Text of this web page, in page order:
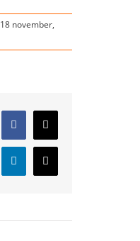
18 november,
Facebook
X
LinkedInE-
post